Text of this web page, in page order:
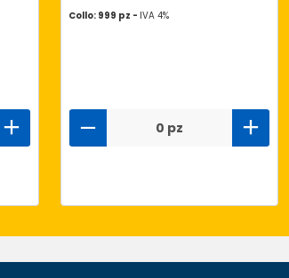
Collo: 999 pz - IVA 4%
0 pz